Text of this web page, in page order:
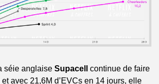
séie anglaise Supacell
continue de faire
avec 21,6M d’EVCs en 14 jours, elle